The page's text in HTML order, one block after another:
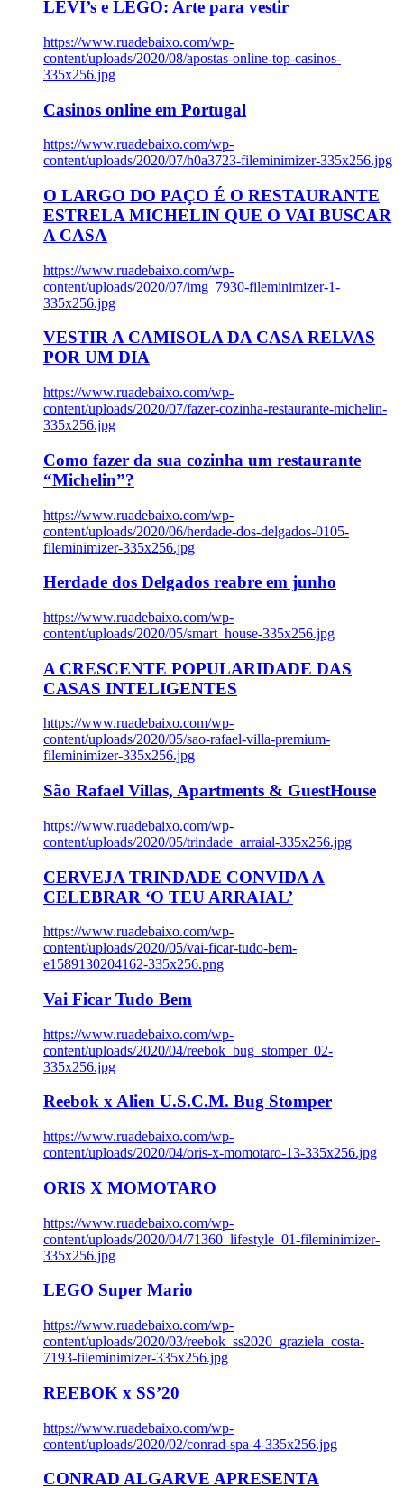
LEVI’s e LEGO: Arte para vestir
https://www.ruadebaixo.com/wp-
content/uploads/2020/08/apostas-online-top-casinos-
335x256.jpg
Casinos online em Portugal
https://www.ruadebaixo.com/wp-
content/uploads/2020/07/h0a3723-fileminimizer-335x256.jpg
O LARGO DO PAÇO É O RESTAURANTE
ESTRELA MICHELIN QUE O VAI BUSCAR
A CASA
https://www.ruadebaixo.com/wp-
content/uploads/2020/07/img_7930-fileminimizer-1-
335x256.jpg
VESTIR A CAMISOLA DA CASA RELVAS
POR UM DIA
https://www.ruadebaixo.com/wp-
content/uploads/2020/07/fazer-cozinha-restaurante-michelin-
335x256.jpg
Como fazer da sua cozinha um restaurante
“Michelin”?
https://www.ruadebaixo.com/wp-
content/uploads/2020/06/herdade-dos-delgados-0105-
fileminimizer-335x256.jpg
Herdade dos Delgados reabre em junho
https://www.ruadebaixo.com/wp-
content/uploads/2020/05/smart_house-335x256.jpg
A CRESCENTE POPULARIDADE DAS
CASAS INTELIGENTES
https://www.ruadebaixo.com/wp-
content/uploads/2020/05/sao-rafael-villa-premium-
fileminimizer-335x256.jpg
São Rafael Villas, Apartments & GuestHouse
https://www.ruadebaixo.com/wp-
content/uploads/2020/05/trindade_arraial-335x256.jpg
CERVEJA TRINDADE CONVIDA A
CELEBRAR ‘O TEU ARRAIAL’
https://www.ruadebaixo.com/wp-
content/uploads/2020/05/vai-ficar-tudo-bem-
e1589130204162-335x256.png
Vai Ficar Tudo Bem
https://www.ruadebaixo.com/wp-
content/uploads/2020/04/reebok_bug_stomper_02-
335x256.jpg
Reebok x Alien U.S.C.M. Bug Stomper
https://www.ruadebaixo.com/wp-
content/uploads/2020/04/oris-x-momotaro-13-335x256.jpg
ORIS X MOMOTARO
https://www.ruadebaixo.com/wp-
content/uploads/2020/04/71360_lifestyle_01-fileminimizer-
335x256.jpg
LEGO Super Mario
https://www.ruadebaixo.com/wp-
content/uploads/2020/03/reebok_ss2020_graziela_costa-
7193-fileminimizer-335x256.jpg
REEBOK x SS’20
https://www.ruadebaixo.com/wp-
content/uploads/2020/02/conrad-spa-4-335x256.jpg
CONRAD ALGARVE APRESENTA